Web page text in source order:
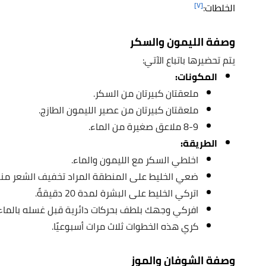
الخلطات:[٧]
وصفة الليمون والسكر
يتم تحضيرها باتباع الآتي:
المكونات:
ملعقتان كبيرتان من السكر.
ملعقتان كبيرتان من عصير الليمون الطازج.
8-9 ملاعق صغيرة من الماء.
الطريقة:
اخلطي السكر مع الليمون والماء.
ضعي الخليط على المنطقة المراد تخفيف الشعر
اتركي الخليط على البشرة لمدة 20 دقيقةً.
افركي وجهك بلطف بحركات دائرية قبل غسله بالماء
كري هذه الخطوات ثلاث مرات أسبوعيًا.
وصفة الشوفان والموز